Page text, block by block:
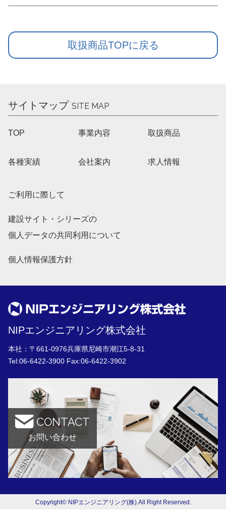
取扱商品TOPに戻る
サイトマップ SITE MAP
TOP 事業内容 取扱商品
各種実績 会社案内 求人情報
ご利用に際して
建設サイト・シリーズの
個人データの共同利用について
個人情報保護方針
NIPエンジニアリング株式会社
本社：〒661-0976兵庫県尼崎市潮江5-8-31
Tel:06-6422-3900 Fax:06-6422-3902
CONTACT
お問い合わせ
Copyright© NIPエンジニアリング(株).All Right Reserved.